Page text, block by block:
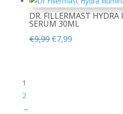
era:
€30,00.
è:
€23,00.
DR. FILLERMAST
SERUM 30ML
€9,99 Il
€7,99Il
1
2
→